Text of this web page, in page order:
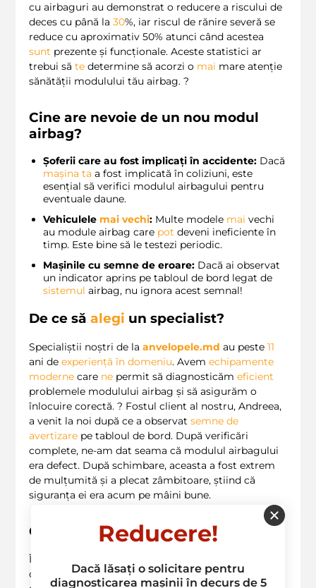
cu airbaguri au demonstrat o reducere a riscului de
deces cu până la 30%, iar riscul de rănire severă se
reduce cu aproximativ 50% atunci când acestea
sunt prezente și funcționale. Aceste statistici ar
trebui să te determine să acorzi o mai mare atenție
sănătății modulului tău airbag. ?
Cine are nevoie de un nou modul
airbag?
Șoferii care au fost implicați în accidente: Dacă
mașina ta a fost implicată în coliziuni, este
esențial să verifici modulul airbagului pentru
eventuale daune.
Vehiculele mai vechi: Multe modele mai vechi
au module airbag care pot deveni ineficiente în
timp. Este bine să le testezi periodic.
Mașinile cu semne de eroare: Dacă ai observat
un indicator aprins pe tabloul de bord legat de
sistemul airbag, nu ignora acest semnal!
De ce să alegi un specialist?
Specialiștii noștri de la anvelopele.md au peste 11
ani de experiență în domeniu. Avem echipamente
moderne care ne permit să diagnosticăm eficient
problemele modulului airbag și să asigurăm o
înlocuire corectă. ? Fostul client al nostru, Andreea,
a venit la noi după ce a observat semne de
avertizare pe tabloul de bord. După verificări
complete, ne-am dat seama că modulul airbagului
era defect. După schimbare, aceasta a fost extrem
de mulțumită și a plecat zâmbitoare, știind că
siguranța ei era acum pe mâini bune.
Ce să faci acum?
În concluzie, schimbarea modulului airbagului este
o decizie esențială care nu ar trebui amânată. Dacă
Reducere!
Dacă lăsați o solicitare pentru
diagnosticarea mașinii în decurs de 5